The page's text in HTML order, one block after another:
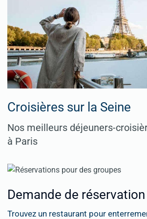
Croisières sur la Seine
Nos meilleurs déjeuners-
à Paris
Demande de
Trouvez un restaurant pour